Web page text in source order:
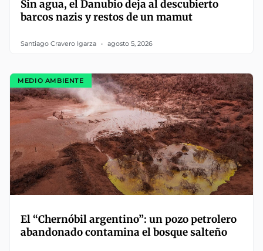
Sin agua, el Danubio deja al descubierto
barcos nazis y restos de un mamut
Santiago Cravero Igarza agosto 5, 2026
MEDIO AMBIENTE
El “Chernóbil argentino”: un pozo petrolero
abandonado contamina el bosque salteño